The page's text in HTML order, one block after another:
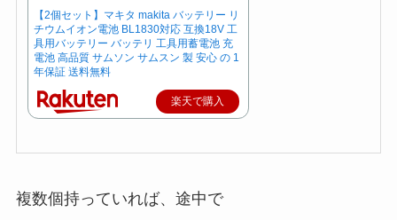
【2個セット】マキタ makita バッテリー リ
チウムイオン電池 BL1830対応 互換18V 工
具用バッテリー バッテリ 工具用蓄電池 充
電池 高品質 サムソン サムスン 製 安心 の 1
年保証 送料無料
楽天で購入
複数個持っていれば、途中で